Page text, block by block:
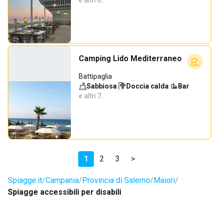
Camping Lido Mediterraneo
Battipaglia
Sabbiosa· Doccia calda· Bar·
e altri 7…
1 2 3 >
Spiagge.it Campania Provincia di Salerno Maiori
Spiagge accessibili per disabili